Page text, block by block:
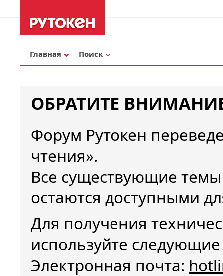
Главная Поиск
ОБРАТИТЕ
Форум Рутокен
чтения».
Все существующие
остаются доступными
Для получения
используйте
Электронная почта: